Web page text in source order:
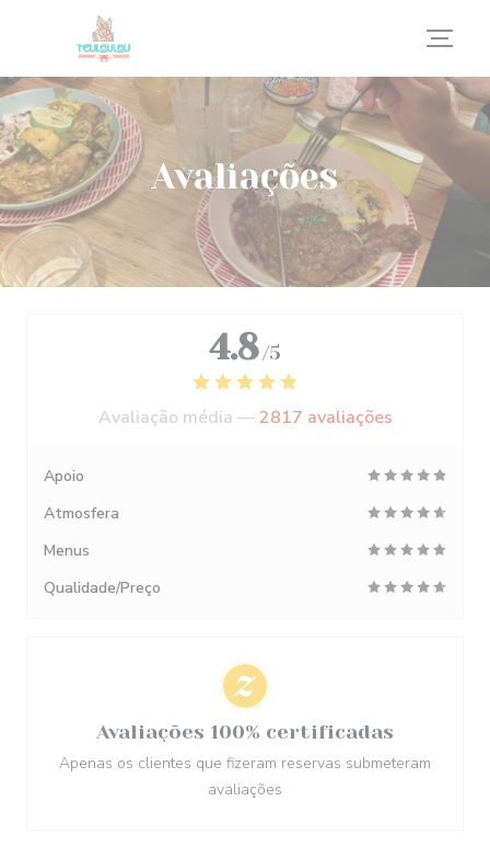
Painel de Gerenciamento de Cookies
Avaliações
4.8 /5
Avaliação média —2817 avaliações
Apoio
Atmosfera
Menus
Qualidade/Preço
Avaliações 100% certificadas
Apenas os clientes que fizeram reservas submeteram
avaliações